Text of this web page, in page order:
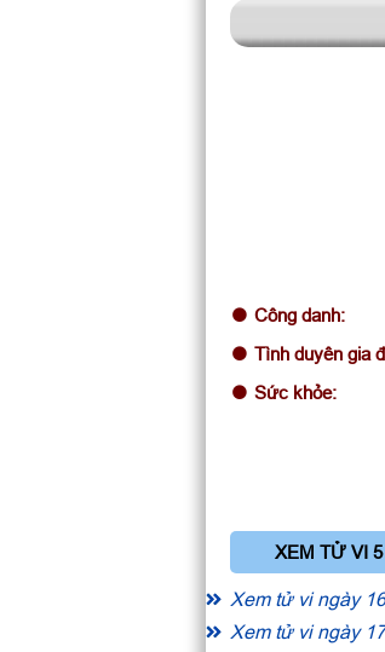
Công danh:
Tình duyên gia
Sức khỏe:
XEM TỬ VI
Xem tử vi ngày
Xem tử vi ngày